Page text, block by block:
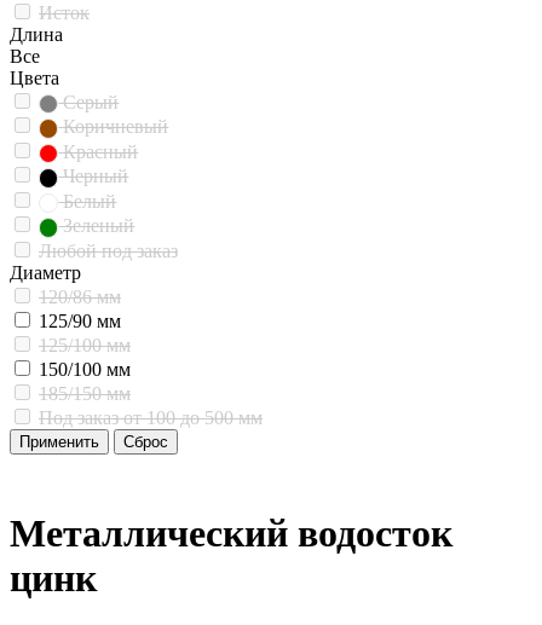
Исток
Длина
Все
Цвета
Серый
Коричневый
Красный
Черный
Белый
Зеленый
Любой под заказ
Диаметр
120/86 мм
125/90 мм
125/100 мм
150/100 мм
185/150 мм
Под заказ от 100 до 500 мм
Металлический водосток
цинк